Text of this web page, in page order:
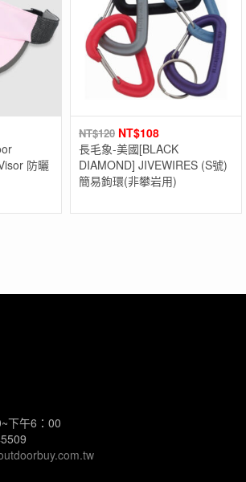
防曬
NT$120 NT$108
長毛象-美國[BLACK
DIAMOND] JIVEWIRES (S號)
簡易鉤環(非攀岩用)
下午6：00